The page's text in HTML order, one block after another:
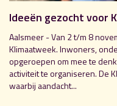
Ideeën gezocht voor
Aalsmeer - Van 2 t/m 8
Klimaatweek. Inwoners,
opgeroepen om mee te
activiteit te organiseren. De
waarbij aandacht...